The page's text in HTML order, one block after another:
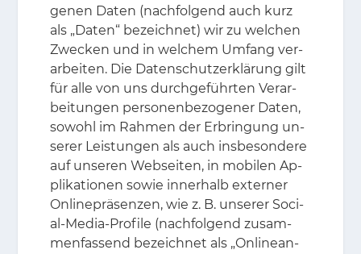
ge­nen Da­ten (nach­fol­gend auch kurz
als „Da­ten“ be­zeich­net) wir zu wel­chen
Zwe­cken und in wel­chem Um­fang ver­
ar­bei­ten. Die Da­ten­schutz­er­klä­rung gilt
für alle von uns durch­ge­führ­ten Ver­ar­
bei­tun­gen per­so­nen­be­zo­ge­ner Da­ten,
so­wohl im Rah­men der Er­brin­gung un­
se­rer Leis­tun­gen als auch ins­be­son­de­re
auf un­se­ren Web­sei­ten, in mo­bi­len Ap­
pli­ka­tio­nen so­wie in­ner­halb ex­ter­ner
On­line­prä­sen­zen, wie z. B. un­se­rer So­ci­
al-Me­dia-Pro­fi­le (nach­fol­gend zu­sam­
men­fas­send be­zeich­net als „On­line­an­